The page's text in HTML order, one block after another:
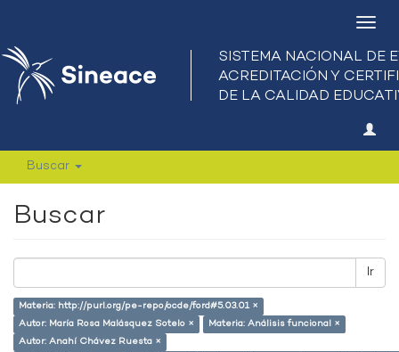
Buscar
Buscar
Ir
Materia: http://purl.org/pe-repo/ocde/ford#5.03.01 ×
Autor: María Rosa Malásquez Sotelo ×
Materia: Análisis funcional ×
Autor: Anahí Chávez Ruesta ×